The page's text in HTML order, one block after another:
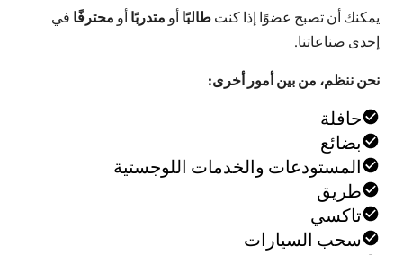
يمكنك أن تصبح عضوًا إذا كنتطالبًا أو متدربًا أو محترفًا في
إحدى صناعاتنا.
نحن ننظم، من بين أمور أخرى:
حافلة
بضائع
المستودعات والخدمات اللوجستية
طريق
تاكسي
سحب السيارات